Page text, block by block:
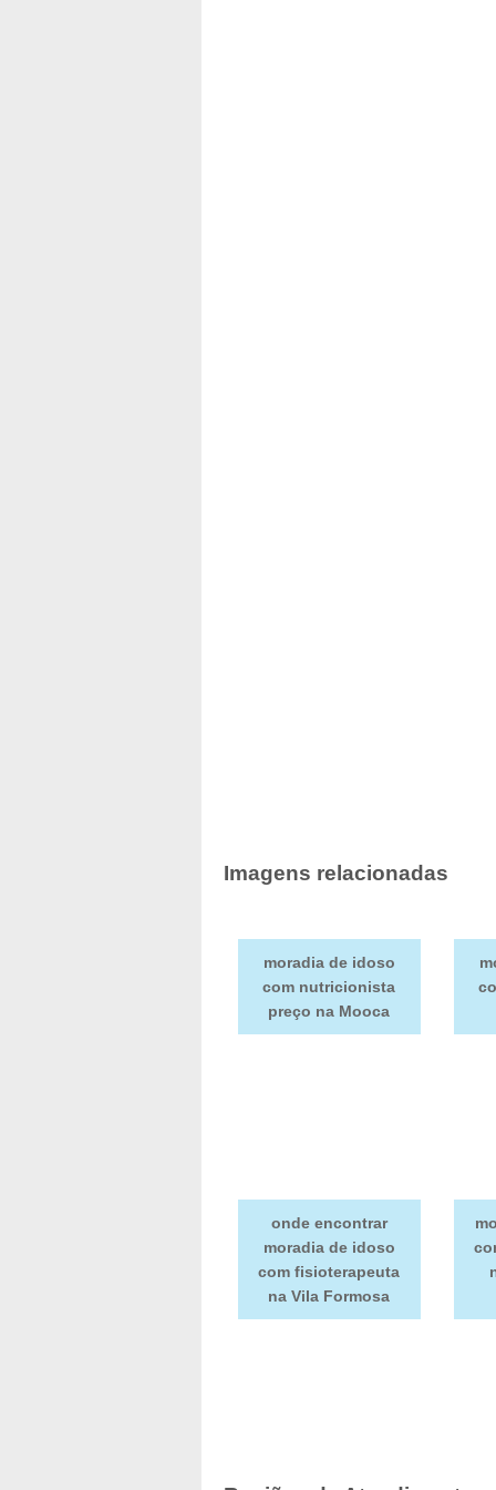
Imagens relacionadas
moradia de idoso
com nutricionista
preço na Mooca
onde encontrar
moradia de idoso
com fisioterapeuta
na Vila Formosa